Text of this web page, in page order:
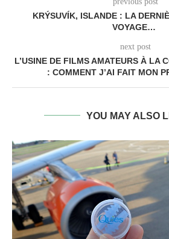
KRÝSUVÍK, ISLANDE : LA
VOYAGE…
next post
L’USINE DE FILMS AMATEURS À LA
: COMMENT J’AI FAIT MON
YOU MAY ALSO